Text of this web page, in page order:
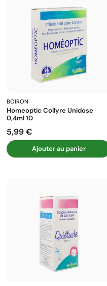
BOIRON
Homeoptic Collyre Unidose
0,4ml 10
Prix
5,99 €
Ajouter au panier